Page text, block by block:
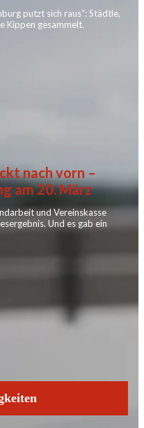
putzt sich raus“: Städtle,
Kippen gesammelt.
nach vorn –
am 20. März
und Vereinskasse
Und es gab ein